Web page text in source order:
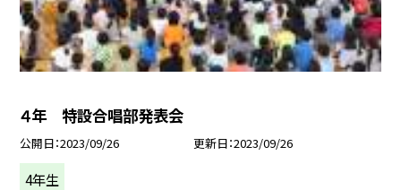
４年 特設合唱部発表会
公開日 2023/09/26 更新日 2023/09/26
4年生